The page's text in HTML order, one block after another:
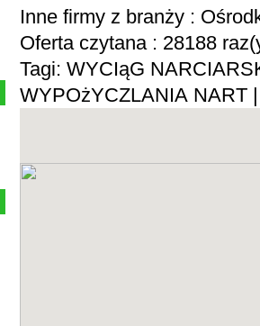
Inne firmy z branży :
Oferta czytana : 28188
Tagi: WYCIąG
WYPOżYCZLANIA NART |